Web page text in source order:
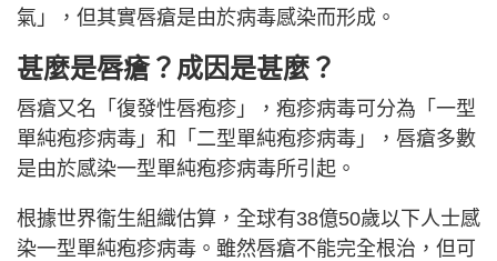
氣」，但其實唇瘡是由於病毒感染而形成。
甚麼是唇瘡？成因是甚麼？
唇瘡又名「復發性唇疱疹」，疱疹病毒可分為「一型
單純疱疹病毒」和「二型單純疱疹病毒」，唇瘡多數
是由於感染一型單純疱疹病毒所引起。
根據世界衞生組織估算，全球有38億50歲以下人士感
染一型單純疱疹病毒。雖然唇瘡不能完全根治，但可